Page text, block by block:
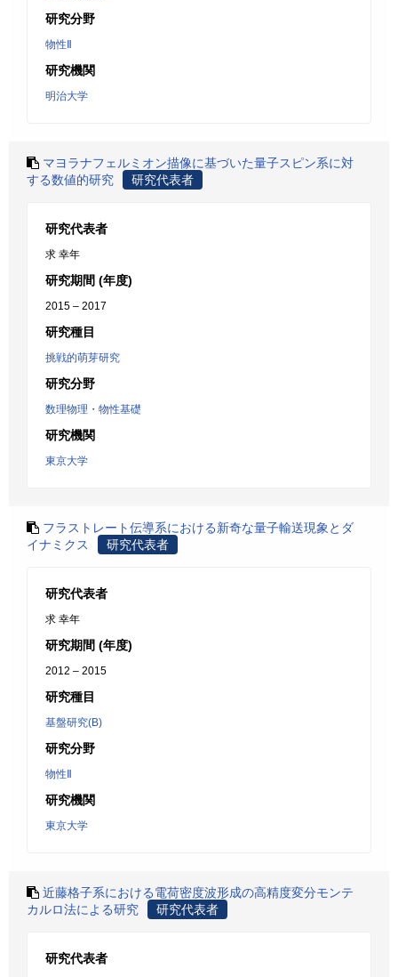
研究分野
物性Ⅱ
研究機関
明治大学
マヨラナフェルミオン描像に基づいた量子スピン系に対
する数値的研究
研究代表者
研究代表者
求 幸年
研究期間 (年度)
2015 – 2017
研究種目
挑戦的萌芽研究
研究分野
数理物理・物性基礎
研究機関
東京大学
フラストレート伝導系における新奇な量子輸送現象とダ
イナミクス
研究代表者
研究代表者
求 幸年
研究期間 (年度)
2012 – 2015
研究種目
基盤研究(B)
研究分野
物性Ⅱ
研究機関
東京大学
近藤格子系における電荷密度波形成の高精度変分モンテ
カルロ法による研究
研究代表者
研究代表者